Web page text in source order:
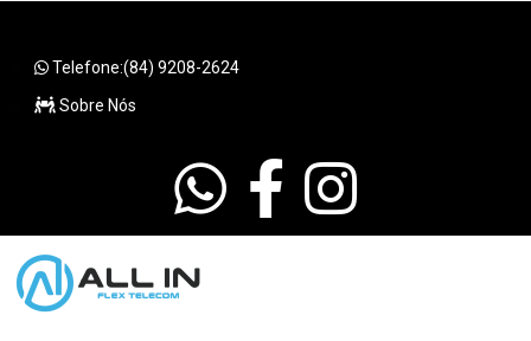
Telefone:(84) 9208-2624
Sobre Nós